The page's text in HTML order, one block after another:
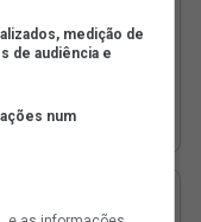
medição de
de audiência e
num